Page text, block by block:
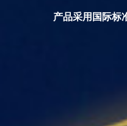
产品采用国际标